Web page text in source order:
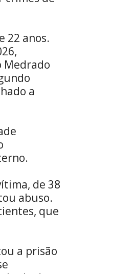
22 anos.
Medrado
a
de 38
abuso.
que
a prisão